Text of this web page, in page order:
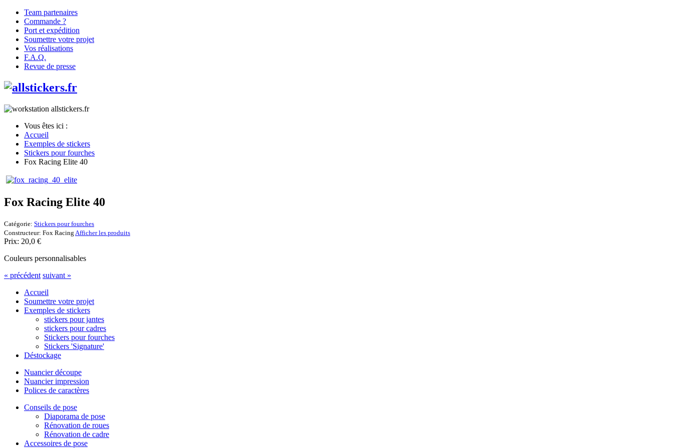
Team partenaires
Commande ?
Port et expédition
Soumettre votre projet
Vos réalisations
F.A.Q.
Revue de presse
Vous êtes ici :
Accueil
Exemples de stickers
Stickers pour fourches
Fox Racing Elite 40
Fox Racing Elite 40
Catégorie: Stickers pour fourches
Constructeur: Fox Racing Afficher les produits
Prix: 20,0 €
Couleurs personnalisables
« précédent suivant »
Accueil
Soumettre votre projet
Exemples de stickers
stickers pour jantes
stickers pour cadres
Stickers pour fourches
Stickers 'Signature'
Déstockage
Nuancier découpe
Nuancier impression
Polices de caractères
Conseils de pose
Diaporama de pose
Rénovation de roues
Rénovation de cadre
Accessoires de pose